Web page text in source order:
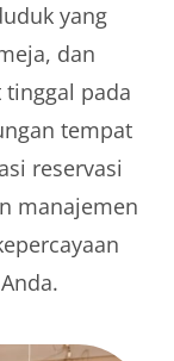
yang
dan
tinggal pada
tempat
reservasi
manajemen